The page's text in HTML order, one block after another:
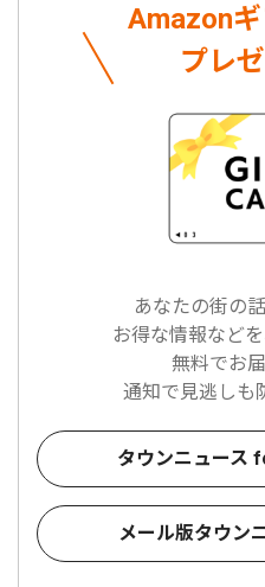
Amazon
プレ
あなたの街の
お得な情報など
無料でお届
通知で見逃しも
タウンニュース
メール版タウン